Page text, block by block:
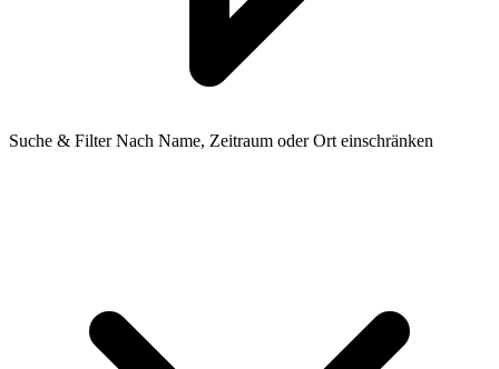
Suche & FilterNach Name, Zeitraum oder Ort einschränken